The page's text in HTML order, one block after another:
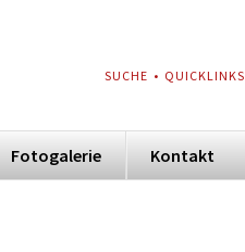
NAVIGATION
SUCHE QUICKLINKS
Fotogalerie Kontakt